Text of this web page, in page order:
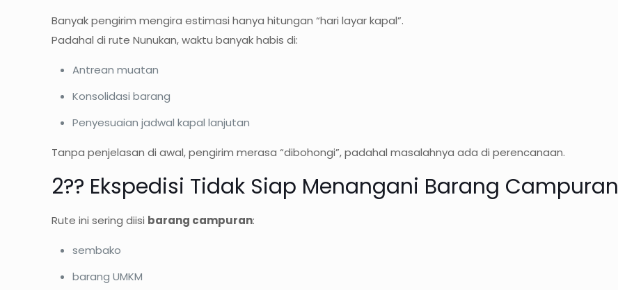
Banyak pengirim mengira estimasi hanya hitungan “hari layar kapal”.
Padahal di rute Nunukan, waktu banyak habis di:
Antrean muatan
Konsolidasi barang
Penyesuaian jadwal kapal lanjutan
Tanpa penjelasan di awal, pengirim merasa “dibohongi”, padahal masalahnya ada di perencanaan.
2?? Ekspedisi Tidak Siap Menangani Barang Campuran
Rute ini sering diisi barang campuran:
sembako
barang UMKM